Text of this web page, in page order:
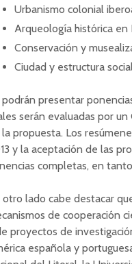
Urbanismo colonial
Arqueología histórica en
Conservación y
Ciudad y estructura
podrán presentar
serán evaluadas por
propuesta. Los
y la aceptación de las
completas, en
otro lado cabe destacar
de cooperación
proyectos de
española y